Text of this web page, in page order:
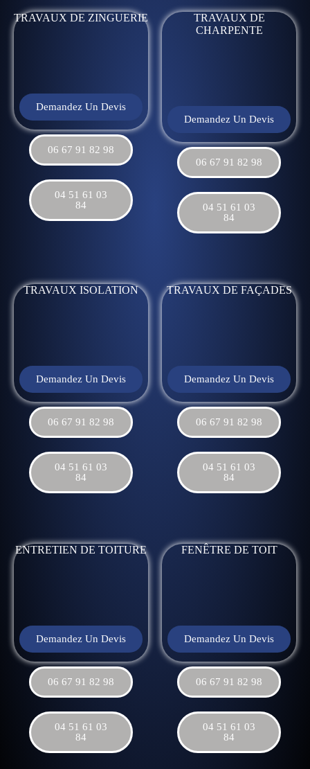
TRAVAUX DE ZINGUERIE
Demandez Un Devis
06 67 91 82 98
04 51 61 03
84
TRAVAUX DE
CHARPENTE
Demandez Un Devis
06 67 91 82 98
04 51 61 03
84
TRAVAUX ISOLATION
Demandez Un Devis
06 67 91 82 98
04 51 61 03
84
TRAVAUX DE FAÇADES
Demandez Un Devis
06 67 91 82 98
04 51 61 03
84
ENTRETIEN DE TOITURE
Demandez Un Devis
06 67 91 82 98
04 51 61 03
84
FENÊTRE DE TOIT
Demandez Un Devis
06 67 91 82 98
04 51 61 03
84